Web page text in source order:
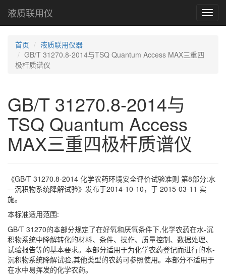
液质联用仪
首页
液质联用仪器
GB/T 31270.8-2014与TSQ Quantum Access MAX三重四
极杆质谱仪
GB/T 31270.8-2014与
TSQ Quantum Access
MAX三重四极杆质谱仪
《GB/T 31270.8-2014 化学农药环境安全评价试验准则 第8部分:水
―沉积物系统降解试验》发布于2014-10-10，于 2015-03-11 实
施。
本标准适用范围:
GB/T 31270的本部分规定了在好氧和厌氧条件下,化学农药在水-沉
积物系统中降解转化的材料、条件、操作、质量控制、数据处理、
试验报告等的基本要求。本部分适用于为化学农药登记而进行的水-
沉积物系统降解试验,其他类型的农药可参照使用。本部分不适用于
在水中易挥发的化学农药。